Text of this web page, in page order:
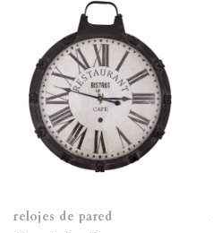
relojes de pared